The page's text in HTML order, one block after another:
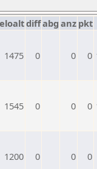
eloaltdiffabg anz pkt
1475 0 0 0
1545 0 0 0
1200 0 0 0